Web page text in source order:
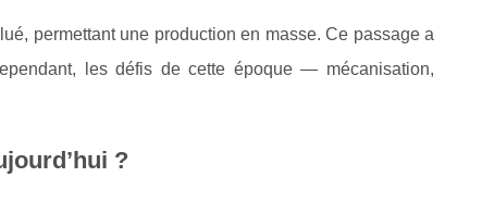
permettant une production en masse. Ce passage a
les défis de cette époque — mécanisation,
?